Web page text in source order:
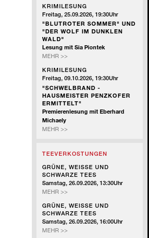
KRIMILESUNG
Freitag, 25.09.2026, 19:30Uhr
"BLUTROTER SOMMER" UND
"DER WOLF IM DUNKLEN
WALD"
Lesung mit Sia Piontek
MEHR >>KRIMILESUNG
KRIMILESUNG
Freitag, 09.10.2026, 19:30Uhr
"SCHWELBRAND -
HAUSMEISTER PENZKOFER
ERMITTELT"
Premierenlesung mit Eberhard
Michaely
MEHR >>KRIMILESUNG
TEEVERKOSTUNGEN
GRÜNE, WEISSE UND
SCHWARZE TEES
Samstag, 26.09.2026, 13:30Uhr
MEHR >>GRÜNE,
UND
SCHWARZE
TEES
GRÜNE, WEISSE UND
SCHWARZE TEES
Samstag, 26.09.2026, 16:00Uhr
MEHR >>GRÜNE,